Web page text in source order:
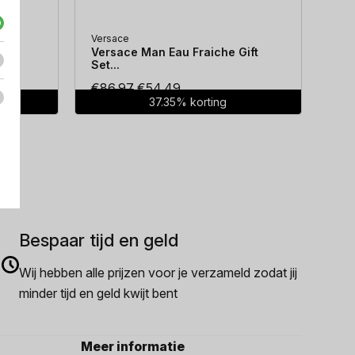
Versace
Versace Man Eau Fraiche Gift
Set...
€86.97Oorspronkelijke
prijs
€54.49Huidige
prijs
37.35% korting
Bespaar tijd en geld
Wij hebben alle prijzen voor je verzameld zodat jij
minder tijd en geld kwijt bent
Meer informatie